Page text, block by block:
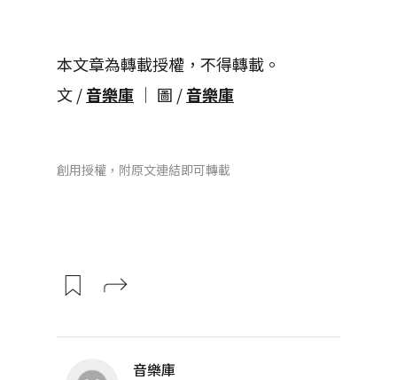
本文章為轉載授權，不得轉載。
文 /音樂庫 │ 圖 /音樂庫
創用授權，附原文連結即可轉載
音樂庫